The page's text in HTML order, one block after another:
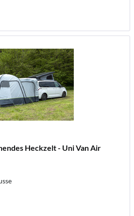
Heckzelt - Uni Van Air